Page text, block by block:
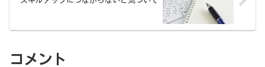
コメント